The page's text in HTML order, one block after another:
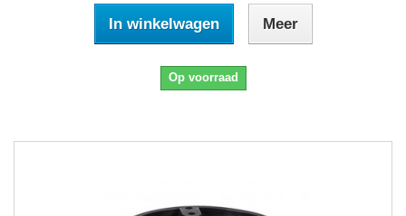
In winkelwagen Meer
Op voorraad